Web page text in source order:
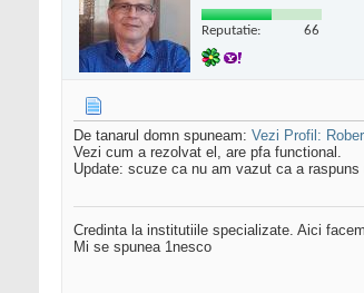
Reputatie: 66
De tanarul domn spuneam: Vezi Profil:
Vezi cum a rezolvat el, are pfa functional.
Update: scuze ca nu am vazut ca a raspuns
Credinta la institutiile specializate. Aici facem
Mi se spunea 1nesco